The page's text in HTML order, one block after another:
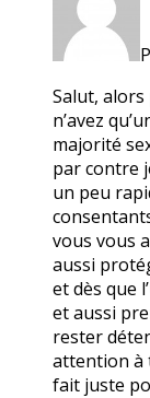
Salut, alors
n’avez
majorité
par contre
un peu
vous vous
aussi
et dès que
et aussi
rester
attention à
fait juste